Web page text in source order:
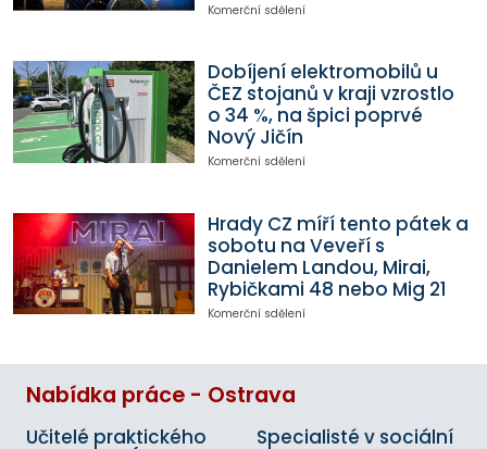
Komerční sdělení
Dobíjení elektromobilů u
ČEZ stojanů v kraji vzrostlo
o 34 %, na špici poprvé
Nový Jičín
Komerční sdělení
Hrady CZ míří tento pátek a
sobotu na Veveří s
Danielem Landou, Mirai,
Rybičkami 48 nebo Mig 21
Komerční sdělení
Nabídka práce - Ostrava
Učitelé praktického
Specialisté v sociální